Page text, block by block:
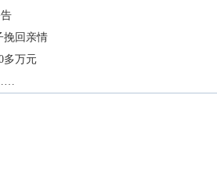
挽回亲情
多万元